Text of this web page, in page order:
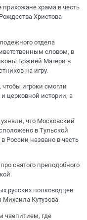
храма в честь
Христова
отдела
словом, в
Божией Матери в
на игру.
игроки смогли
церковной истории, а
что Московский
в Тульской
России названо в честь
святого преподобного
русских полководцев
Кутузова.
чаепитием, где